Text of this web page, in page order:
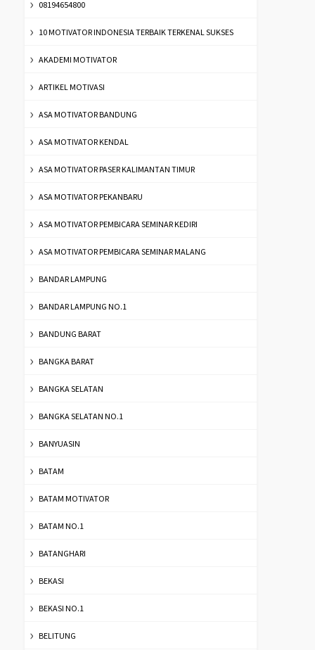
08194654800
10 MOTIVATOR INDONESIA TERBAIK TERKENAL SUKSES
AKADEMI MOTIVATOR
ARTIKEL MOTIVASI
ASA MOTIVATOR BANDUNG
ASA MOTIVATOR KENDAL
ASA MOTIVATOR PASER KALIMANTAN TIMUR
ASA MOTIVATOR PEKANBARU
ASA MOTIVATOR PEMBICARA SEMINAR KEDIRI
ASA MOTIVATOR PEMBICARA SEMINAR MALANG
BANDAR LAMPUNG
BANDAR LAMPUNG NO.1
BANDUNG BARAT
BANGKA BARAT
BANGKA SELATAN
BANGKA SELATAN NO.1
BANYUASIN
BATAM
BATAM MOTIVATOR
BATAM NO.1
BATANGHARI
BEKASI
BEKASI NO.1
BELITUNG